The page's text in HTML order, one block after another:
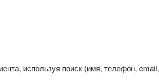
используя поиск (имя, телефон, email,